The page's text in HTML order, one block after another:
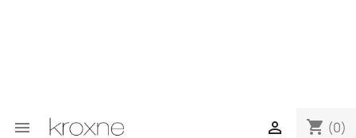
 shopping_cart (0)
